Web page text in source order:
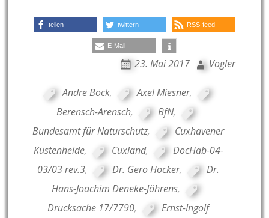
teilen twittern RSS-feed
E-Mail
23. Mai 2017 Vogler
Andre Bock, Axel Miesner,
Berensch-Arensch, BfN,
Bundesamt für Naturschutz,
Cuxhavener
Küstenheide, Cuxland,
DocHab-04-
03/03 rev.3, Dr. Gero Hocker,
Dr.
Hans-Joachim Deneke-Jöhrens,
Drucksache 17/7790,
Ernst-Ingolf